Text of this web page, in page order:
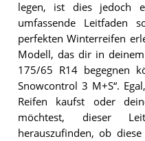
legen, ist dies jedoch
umfassende Leitfaden
perfekten Winterreifen
Modell, das dir in
175/65 R14 begegnen
Snowcontrol 3 M+S“.
Reifen kaufst oder
möchtest, dieser
herauszufinden, ob